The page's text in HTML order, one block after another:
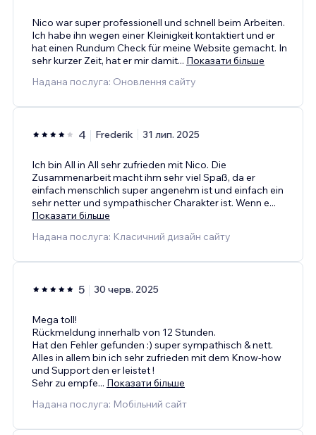
Nico war super professionell und schnell beim Arbeiten.
Ich habe ihn wegen einer Kleinigkeit kontaktiert und er
hat einen Rundum Check für meine Website gemacht. In
sehr kurzer Zeit, hat er mir damit... Показати більше
Надана послуга: Оновлення сайту
4 Frederik 31 лип. 2025
Ich bin All in All sehr zufrieden mit Nico. Die
Zusammenarbeit macht ihm sehr viel Spaß, da er
einfach menschlich super angenehm ist und einfach ein
sehr netter und sympathischer Charakter ist. Wenn e...
Показати більше
Надана послуга: Класичний дизайн сайту
5 30 черв. 2025
Mega toll!
Rückmeldung innerhalb von 12 Stunden.
Hat den Fehler gefunden :) super sympathisch & nett.
Alles in allem bin ich sehr zufrieden mit dem Know-how
und Support den er leistet !
Sehr zu empfe... Показати більше
Надана послуга: Мобільний сайт